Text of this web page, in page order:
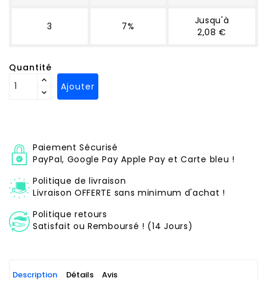
3 7%
Jusqu'à
2,08 €
Quantité
Ajouter
Paiement Sécurisé
PayPal, Google Pay Apple Pay et Carte bleu !
Politique de livraison
Livraison OFFERTE sans minimum d'achat !
Politique retours
Satisfait ou Remboursé ! (14 Jours)
Description Détails Avis